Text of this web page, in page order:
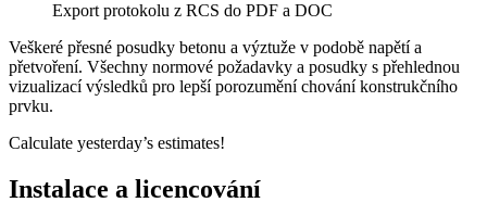
Export protokolu z RCS do PDF a DOC
Veškeré přesné posudky betonu a výztuže v podobě napětí a
přetvoření. Všechny normové požadavky a posudky s přehlednou
vizualizací výsledků pro lepší porozumění chování konstrukčního
prvku.
Calculate yesterday’s estimates!
Instalace a licencování